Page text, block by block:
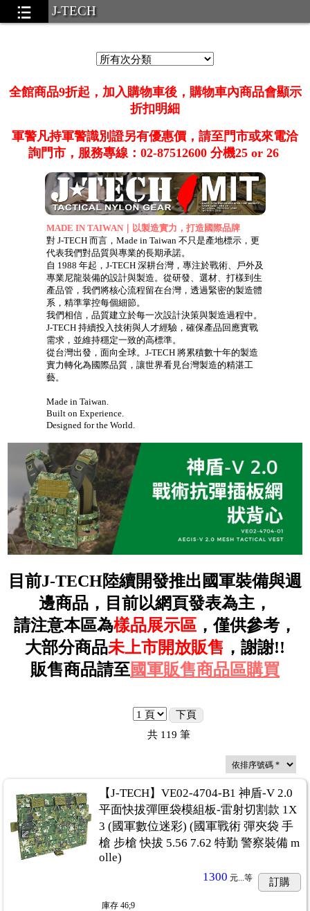
J-TECH
pouches)...39
...22
Duty Gear)...62
全館商品9折起，加入購物車後，購物車內商品會顯示
折扣明細
軍警凡持軍警識別證另有優惠價，請至門市或來電洽
詢門市，服務專線：02-87512600 分機25 or 26
MADE IN TAIWAN｜以製造實力，打造國際品牌
對 J-TECH 而言，Made in Taiwan 不只是產地標示，更
代表我們對品質與專業的長期承諾。
自 1988 年起，J-TECH 深耕台灣，專注於戰術、戶外及
專業尼龍裝備的設計與製造。從研發、選材、打樣到生
產品管，我們將核心流程留在台灣，透過緊密的製造體
系，精準掌控每個細節。
我們相信，品質建立於每一次設計決策與製造過程中。
J-TECH 持續投入技術與人才經驗，確保產品回應實戰
需求，並維持穩定一致的高標準。
從台灣出發，面向全球。J-TECH 將累積數十年的製造
實力轉化為國際品質，讓世界看見台灣製造的精湛工
藝。
Made in Taiwan.
Built on Experience.
Designed for the World.
目前J-TECH陸續開發推出國軍裝備與週
邊商品，目前以網頁發表為主，
請注意本區為樣品展示區 ，僅供參考，
大部分商品未上市開放販售 ，謝謝!!
販售商品請至國軍販售商品區購買
下頁
共 119 筆
【J-TECH】VE02-4704-B1 神盾-V 2.0
平面快拔彈匣袋模組板-雷射切割款 1X
3 (國軍數位迷彩) (國軍戰術 彈夾袋 手
槍 步槍 快拔 5.56 7.62 特勤 警察裝備 m
olle)
1300 元... 等 訂購
庫存 46;9